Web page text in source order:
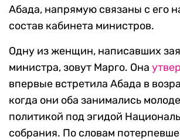
Абада, напрямую связаны с его
состав кабинета министров.
Одну из женщин, написавших
министра, зовут Марго. Она
впервые встретила Абада в
когда они оба занимались
политикой под эгидой
собрания. По словам